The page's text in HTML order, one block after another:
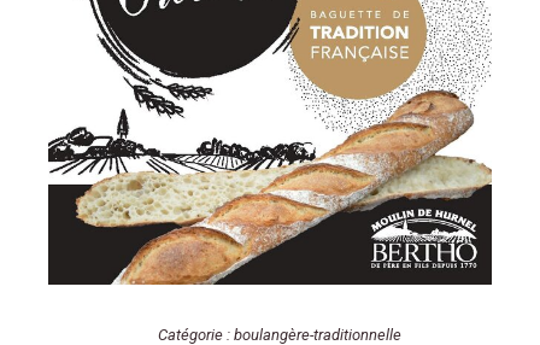
Catégorie : boulangère-traditionnelle